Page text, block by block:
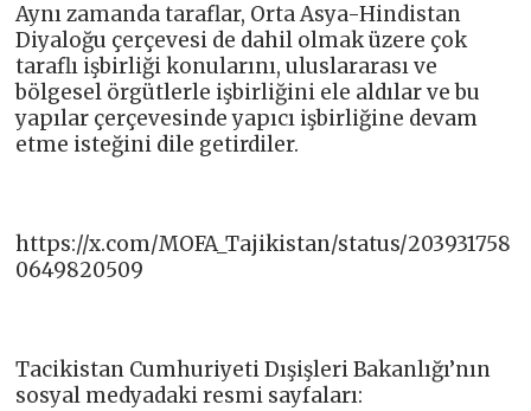
Aynı zamanda taraflar, Orta Asya-Hindistan
Diyaloğu çerçevesi de dahil olmak üzere çok
taraflı işbirliği konularını, uluslararası ve
bölgesel örgütlerle işbirliğini ele aldılar ve bu
yapılar çerçevesinde yapıcı işbirliğine devam
etme isteğini dile getirdiler.
https://x.com/MOFA_Tajikistan/status/203931758
0649820509
Tacikistan Cumhuriyeti Dışişleri Bakanlığı’nın
sosyal medyadaki resmi sayfaları: